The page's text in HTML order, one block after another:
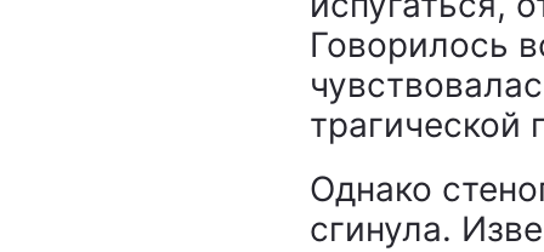
Говорилось
трагической
Однако
сгинула.